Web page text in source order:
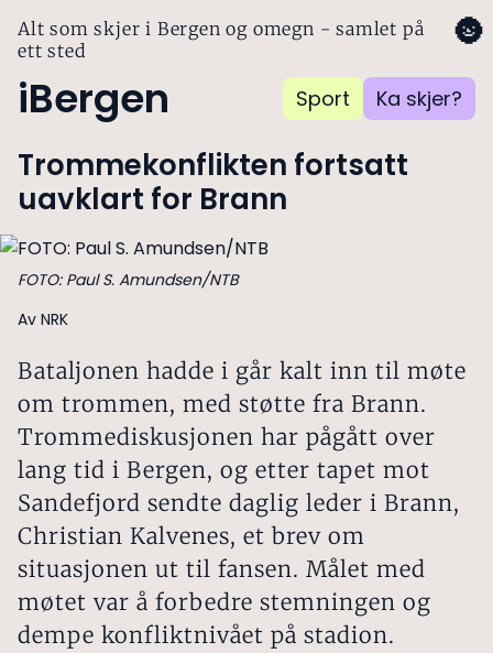
Alt som skjer i Bergen og omegn - samlet på
ett sted
iBergen Sport Ka skjer?
🌚
Trommekonflikten fortsatt
uavklart for Brann
FOTO: Paul S. Amundsen/NTB
Av NRK
Bataljonen hadde i går kalt inn til møte
om trommen, med støtte fra Brann.
Trommediskusjonen har pågått over
lang tid i Bergen, og etter tapet mot
Sandefjord sendte daglig leder i Brann,
Christian Kalvenes, et brev om
situasjonen ut til fansen. Målet med
møtet var å forbedre stemningen og
dempe konfliktnivået på stadion.